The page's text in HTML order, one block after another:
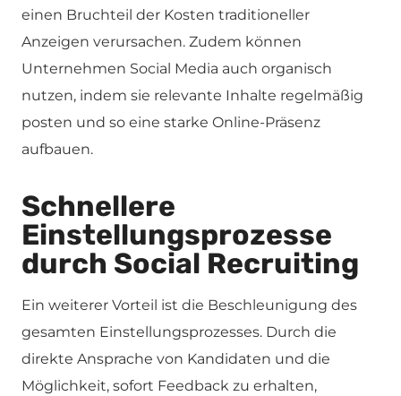
einen Bruchteil der Kosten traditioneller
Anzeigen verursachen. Zudem können
Unternehmen Social Media auch organisch
nutzen, indem sie relevante Inhalte regelmäßig
posten und so eine starke Online-Präsenz
aufbauen.
Schnellere
Einstellungsprozesse
durch Social Recruiting
Ein weiterer Vorteil ist die Beschleunigung des
gesamten Einstellungsprozesses. Durch die
direkte Ansprache von Kandidaten und die
Möglichkeit, sofort Feedback zu erhalten,